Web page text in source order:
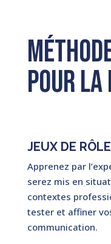
pour
JEUX DE RÔLE
Apprenez par
serez mis en
contextes
tester et affiner
communication.